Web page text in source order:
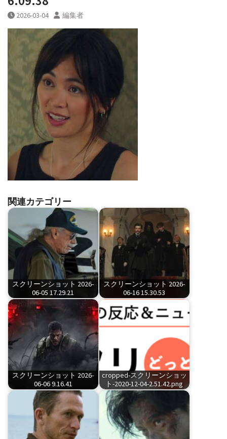
2026-03-04 編集者
関連カテゴリー
スクリーンショット 2026-
06-05 17.29.21
スクリーンショット 2026-
06-16 15.30.53
スクリーンショット 2026-
06-06 9.16.41
cropped-スクリーンショッ
ト-2020-12-04-2.51.42.png